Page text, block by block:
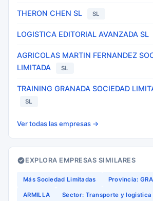
THERON CHEN SL SL
LOGISTICA EDITORIAL AVANZADA SL
AGRICOLAS MARTIN FERNANDEZ
LIMITADA
SL
TRAINING GRANADA SOCIEDAD
SL
Ver todas las empresas →
EXPLORA EMPRESAS SIMILARES
Más Sociedad Limitadas Provincia:
ARMILLA Sector: Transporte y logistica